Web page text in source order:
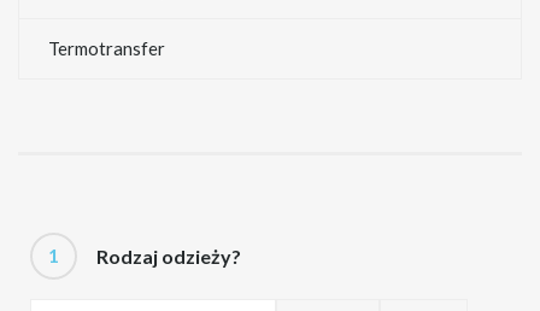
Termotransfer
1 Rodzaj odzieży?